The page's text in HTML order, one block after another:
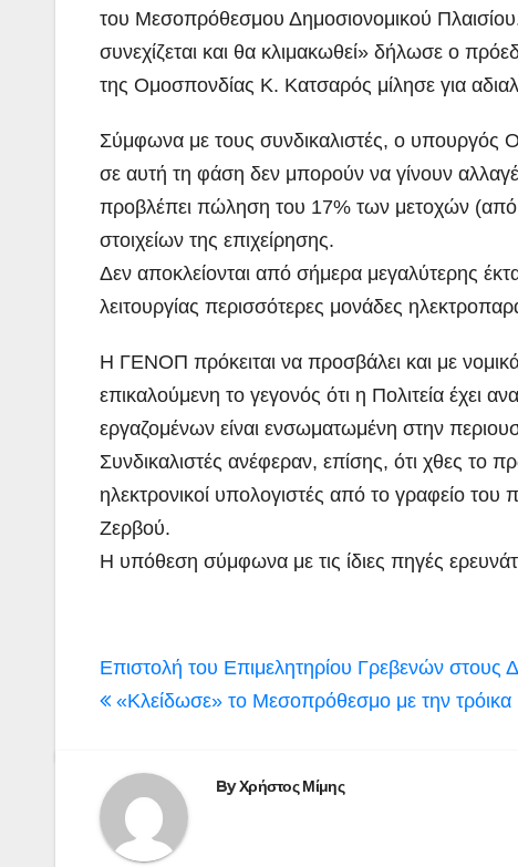
του Μεσοπρόθεσμου Δημοσιονομικού
συνεχίζεται και θα κλιμακωθεί» δήλωσε ο
της Ομοσπονδίας Κ. Κατσαρός μίλησε για
Σύμφωνα με τους συνδικαλιστές, ο υπουργός
σε αυτή τη φάση δεν μπορούν να γίνουν
προβλέπει πώληση του 17% των μετοχών (από
στοιχείων της επιχείρησης.
Δεν αποκλείονται από σήμερα μεγαλύτερης
λειτουργίας περισσότερες μονάδες
Η ΓΕΝΟΠ πρόκειται να προσβάλει και με
επικαλούμενη το γεγονός ότι η Πολιτεία έχει
εργαζομένων είναι ενσωματωμένη στην
Συνδικαλιστές ανέφεραν, επίσης, ότι χθες
ηλεκτρονικοί υπολογιστές από το γραφείο
Ζερβού.
Η υπόθεση σύμφωνα με τις ίδιες πηγές
Πλοήγηση
άρθρων
Επιστολή του Επιμελητηρίου Γρεβενών στους
«Κλείδωσε» το Μεσοπρόθεσμο με την τρόικα
ByΧρήστος Μίμης